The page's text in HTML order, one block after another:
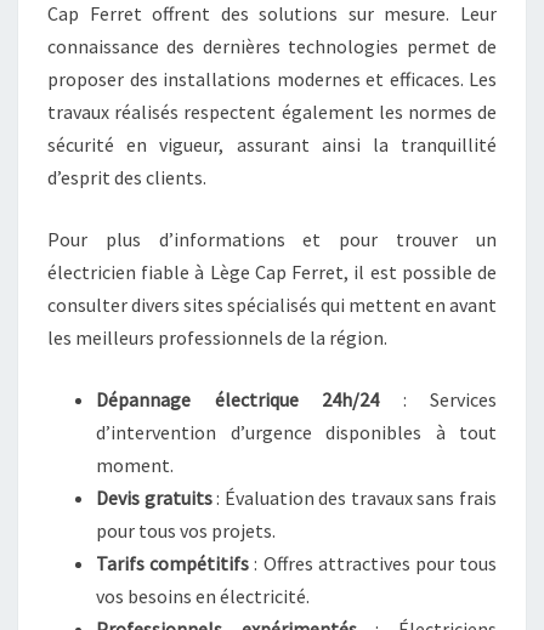
Cap Ferret offrent des solutions sur mesure. Leur
connaissance des dernières technologies permet de
proposer des installations modernes et efficaces. Les
travaux réalisés respectent également les normes de
sécurité en vigueur, assurant ainsi la tranquillité
d’esprit des clients.
Pour plus d’informations et pour trouver un
électricien fiable à Lège Cap Ferret, il est possible de
consulter divers sites spécialisés qui mettent en avant
les meilleurs professionnels de la région.
Dépannage électrique 24h/24: Services
d’intervention d’urgence disponibles à tout
moment.
Devis gratuits: Évaluation des travaux sans frais
pour tous vos projets.
Tarifs compétitifs : Offres attractives pour tous
vos besoins en électricité.